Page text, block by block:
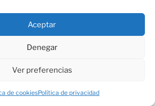
Aceptar
Denegar
Ver preferencias
de cookiesPolítica de privacidad
27